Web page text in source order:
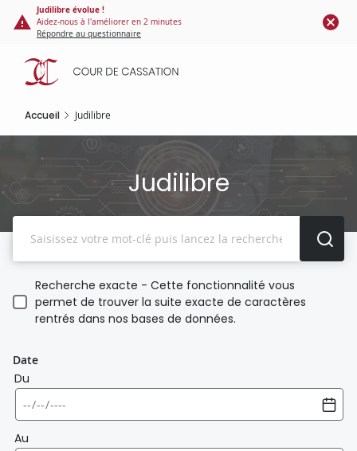
Panneau de gestion des cookies
contenu
principal
Judilibre évolue !
Aidez-nous à l'améliorer en 2 minutes
Répondre au questionnaire
Accueil Judilibre
Judilibre
Recherche exacte - Cette fonctionnalité vous
permet de trouver la suite exacte de caractères
rentrés dans nos bases de données.
Date
Du
Au